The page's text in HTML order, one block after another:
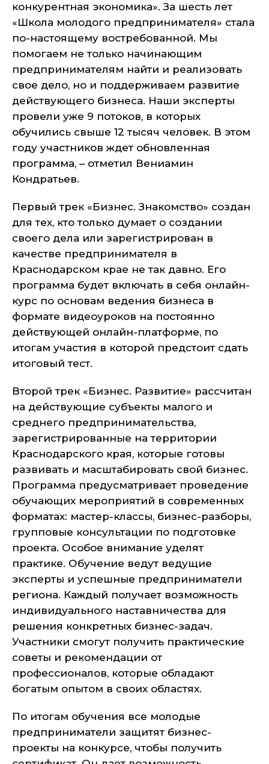
конкурентная экономика». За шесть лет
«Школа молодого предпринимателя» стала
по-настоящему востребованной. Мы
помогаем не только начинающим
предпринимателям найти и реализовать
свое дело, но и поддерживаем развитие
действующего бизнеса. Наши эксперты
провели уже 9 потоков, в которых
обучились свыше 12 тысяч человек. В этом
году участников ждет обновленная
программа, – отметил Вениамин
Кондратьев.
Первый трек «Бизнес. Знакомство» создан
для тех, кто только думает о создании
своего дела или зарегистрирован в
качестве предпринимателя в
Краснодарском крае не так давно. Его
программа будет включать в себя онлайн-
курс по основам ведения бизнеса в
формате видеоуроков на постоянно
действующей онлайн-платформе, по
итогам участия в которой предстоит сдать
итоговый тест.
Второй трек «Бизнес. Развитие» рассчитан
на действующие субъекты малого и
среднего предпринимательства,
зарегистрированные на территории
Краснодарского края, которые готовы
развивать и масштабировать свой бизнес.
Программа предусматривает проведение
обучающих мероприятий в современных
форматах: мастер-классы, бизнес-разборы,
групповые консультации по подготовке
проекта. Особое внимание уделят
практике. Обучение ведут ведущие
эксперты и успешные предприниматели
региона. Каждый получает возможность
индивидуального наставничества для
решения конкретных бизнес-задач.
Участники смогут получить практические
советы и рекомендации от
профессионалов, которые обладают
богатым опытом в своих областях.
По итогам обучения все молодые
предприниматели защитят бизнес-
проекты на конкурсе, чтобы получить